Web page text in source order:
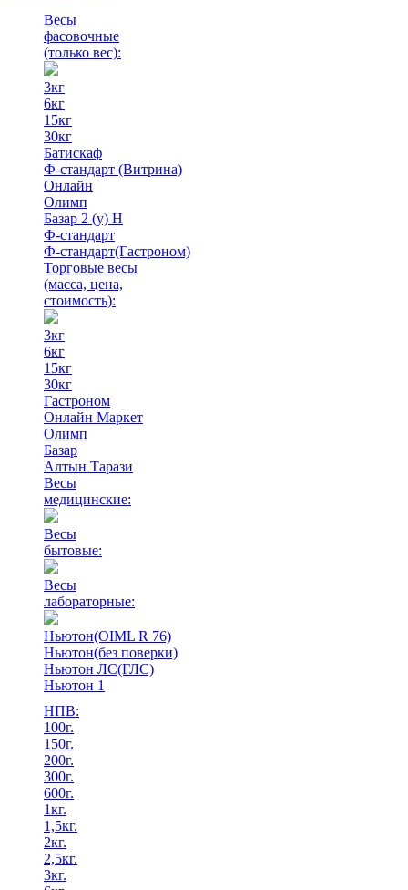
Весы
фасовочные
(только вес):
3кг
6кг
15кг
30кг
Батискаф
Ф-стандарт (Витрина)
Онлайн
Олимп
Базар 2 (у) Н
Ф-стандарт
Ф-стандарт(Гастроном)
Торговые весы
(масса, цена,
стоимость):
3кг
6кг
15кг
30кг
Гастроном
Онлайн Маркет
Олимп
Базар
Алтын Тарази
Весы
медицинские:
Весы
бытовые:
Весы
лабораторные:
Ньютон(OIML R 76)
Ньютон(без поверки)
Ньютон ЛС(ГЛС)
Ньютон 1
НПВ:
100г.
150г.
200г.
300г.
600г.
1кг.
1,5кг.
2кг.
2,5кг.
3кг.